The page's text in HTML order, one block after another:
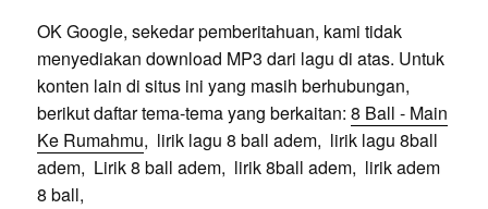
OK Google, sekedar pemberitahuan, kami tidak
menyediakan download MP3 dari lagu di atas. Untuk
konten lain di situs ini yang masih berhubungan,
berikut daftar tema-tema yang berkaitan: 8 Ball - Main
Ke Rumahmu, lirik lagu 8 ball adem, lirik lagu 8ball
adem, Lirik 8 ball adem, lirik 8ball adem, lirik adem
8 ball,